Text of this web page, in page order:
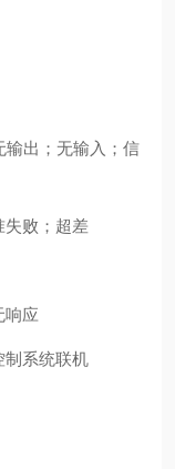
输出；无输入；信
失败；超差
响应
制系统联机